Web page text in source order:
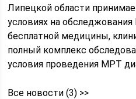
Липецкой области
условиях на
бесплатной медицины,
полный комплекс
условия проведения МРТ
Все новости (3) >>